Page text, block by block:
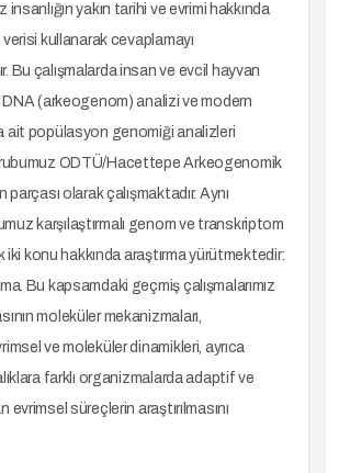
insanlığın yakın tarihi ve evrimi hakkında
kullanarak cevaplamayı
Bu çalışmalarda insan ve evcil hayvan
(arkeogenom) analizi ve modern
ait popülasyon genomiği analizleri
ODTÜ/Hacettepe Arkeogenomik
parçası olarak çalışmaktadır. Aynı
karşılaştırmalı genom ve transkriptom
iki konu hakkında araştırma yürütmektedir:
Bu kapsamdaki geçmiş çalışmalarımız
moleküler mekanizmaları,
ve moleküler dinamikleri, ayrıca
farklı organizmalarda adaptif ve
süreçlerin araştırılmasını